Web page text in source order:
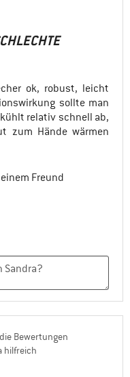
ok, robust, leicht
sollte man
relativ schnell ab,
zum Hände wärmen
Freund
Bewertungen
hilfreich